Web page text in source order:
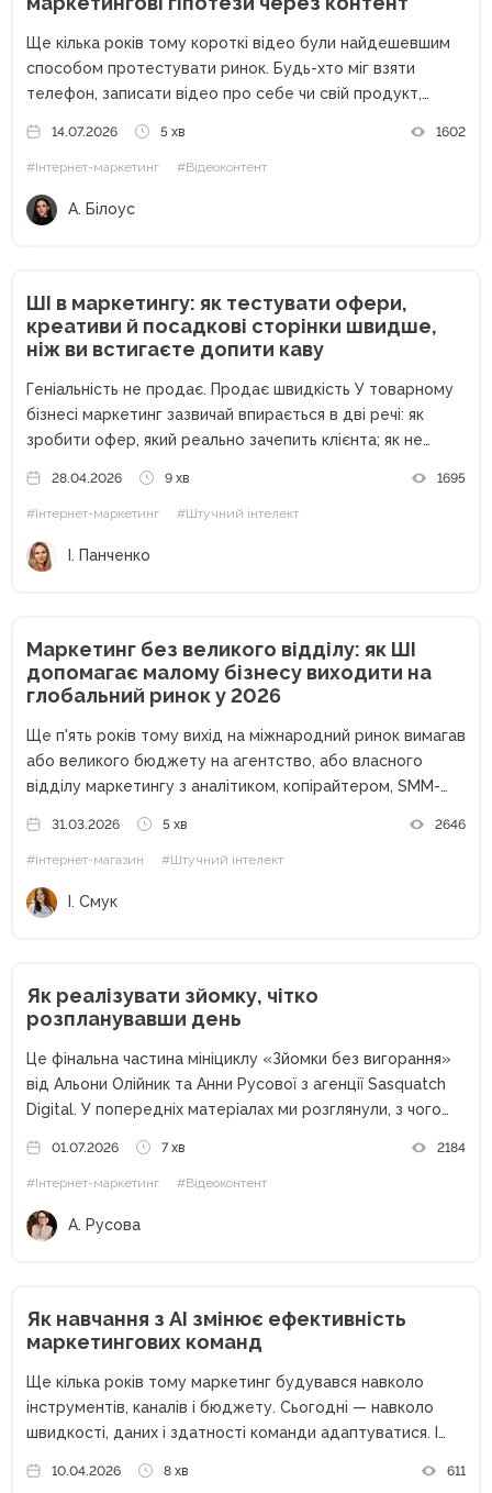
Ще кілька років тому короткі відео були найдешевшим
способом протестувати ринок. Будь-хто міг взяти
телефон, записати відео про себе чи свій продукт,
перших клієнтів. Сьогодні ситуація кардинально
змінилася. Кількість контенту зросла в рази,...
14.07.2026 5 хв 1602
#Інтернет-маркетинг #Відеоконтент
А. Білоус
ШІ в маркетингу: як тестувати офери,
креативи й посадкові сторінки швидше,
ніж ви встигаєте допити каву
Геніальність не продає. Продає швидкість У товарному
бізнесі маркетинг зазвичай впирається в дві речі: як
зробити офер, який реально зачепить клієнта; як не
28.04.2026 9 хв 1695
#Інтернет-маркетинг #Штучний інтелект
І. Панченко
Маркетинг без великого відділу: як ШІ
допомагає малому бізнесу виходити на
глобальний ринок у 2026
Ще п'ять років тому вихід на міжнародний ринок вимагав
або великого бюджету на агентство, або власного
відділу маркетингу з аналітиком, копірайтером, SMM-
глобальні ринки як на щось недосяжне: надто дорого і
надто ризиковано. У...
31.03.2026 5 хв 2646
#Інтернет-магазин #Штучний інтелект
І. Смук
Як реалізувати зйомку, чітко
розпланувавши день
Це фінальна частина мініциклу «Зйомки без вигорання»
від Альони Олійник та Анни Русової з агенції Sasquatch
Digital. У попередніх матеріалах ми розглянули, з чого
мудборду. А також — як підготувати команду, реквізит,
локацію, не витративши...
01.07.2026 7 хв 2184
#Інтернет-маркетинг #Відеоконтент
А. Русова
Як навчання з AI змінює ефективність
маркетингових команд
Ще кілька років тому маркетинг будувався навколо
інструментів, каналів і бюджету. Сьогодні — навколо
швидкості, даних і здатності команди адаптуватися. І
вже не виглядає як «експеримент» або «цікава
10.04.2026 8 хв 611